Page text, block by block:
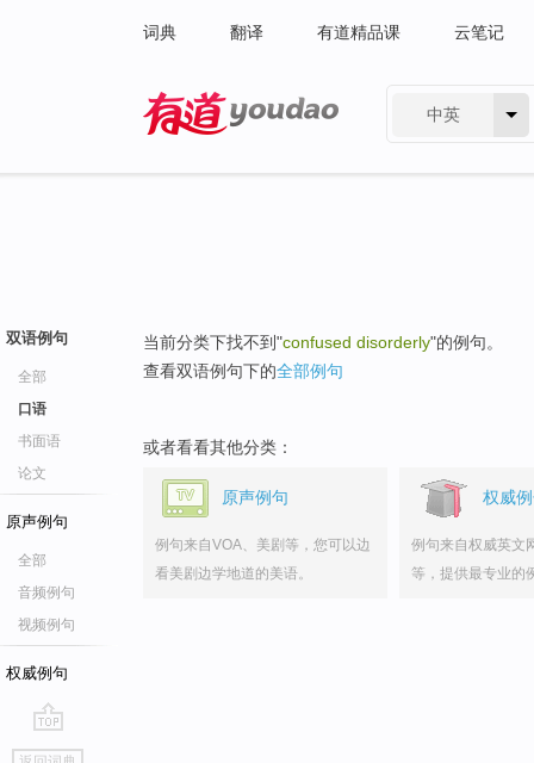
词典 翻译 有道精品课 云笔记
中英
双语例句
全部
口语
书面语
论文
原声例句
全部
音频例句
视频例句
权威例句
go
当前分类下找不到"confused disorderly"的例句。
查看双语例句下的全部例句
或者看看其他分类：
原声例句
例句来自VOA、美剧等，您可以边
看美剧边学地道的美语。
权威
例句来自权威英文
等，提供最专业的